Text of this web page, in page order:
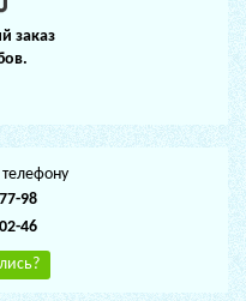
заказ
98
46